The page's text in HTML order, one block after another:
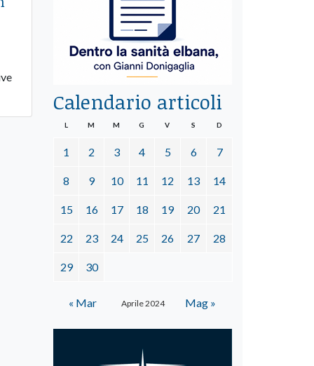
Calendario articoli
Aprile 2024
L M M G V S D
1 2 3 4 5 6 7
8 9 10 11 12 13 14
15 16 17 18 19 20 21
22 23 24 25 26 27 28
29 30
« Mar Mag »